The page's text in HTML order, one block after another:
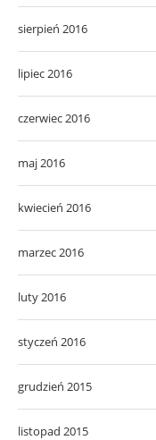
sierpień 2016
lipiec 2016
czerwiec 2016
maj 2016
kwiecień 2016
marzec 2016
luty 2016
styczeń 2016
grudzień 2015
listopad 2015